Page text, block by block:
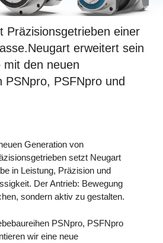
Präzisionsgetrieben einer
erweitert sein
mit den neuen
PSNpro, PSFNpro und
Generation von
setzt Neugart
in Leistung, Präzision und
Der Antrieb: Bewegung
sondern aktiv zu gestalten.
PSNpro, PSFNpro
wir eine neue